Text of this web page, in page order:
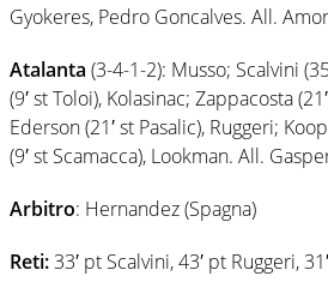
Gyokeres, Pedro Goncalves. All.
Atalanta (3-4-1-2): Musso; Scalvini
(9′ st Toloi), Kolasinac; Zappacosta
Ederson (21′ st Pasalic), Ruggeri;
(9′ st Scamacca), Lookman. All.
Arbitro: Hernandez (Spagna)
Reti:33′ pt Scalvini, 43′ pt Ruggeri,